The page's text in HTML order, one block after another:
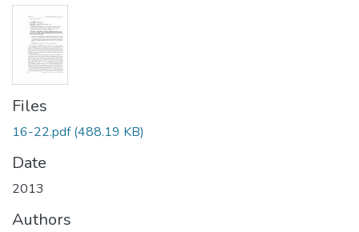
Files
16-22.pdf(488.19 KB)
Date
2013
Authors